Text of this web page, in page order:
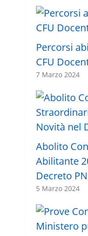
Percorsi
CFU
7 Marzo 2024
Abolito
Abilitante
Decreto
5 Marzo 2024